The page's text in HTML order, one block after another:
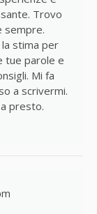
Trovo
sempre.
stima per
tue parole e
Mi fa
a scrivermi.
presto.